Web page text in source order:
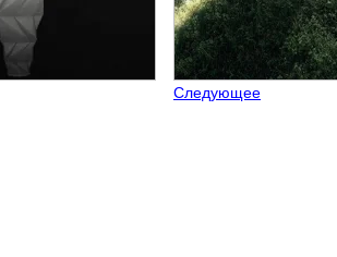
Следующее